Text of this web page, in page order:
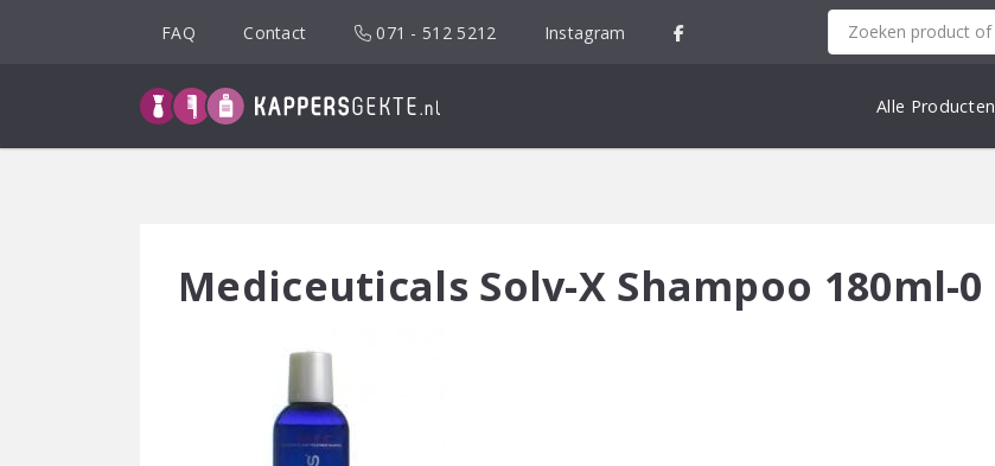
FAQ Contact 071 - 512 5212 Instagram
Alle Producten
Mediceuticals Solv-X Shampoo 180ml-0